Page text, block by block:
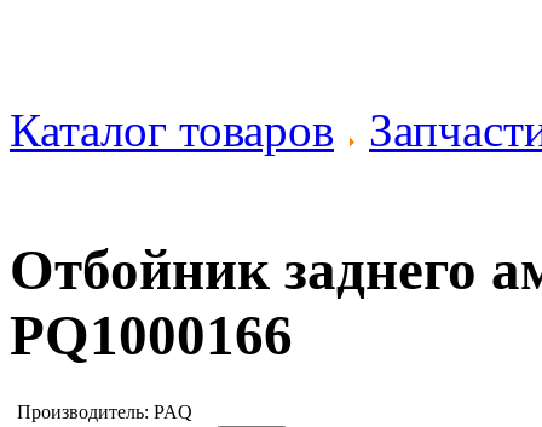
Каталог товаров
Отбойник заднего
PQ1000166
Производитель: PAQ